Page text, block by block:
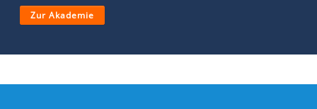
Zur Akademie